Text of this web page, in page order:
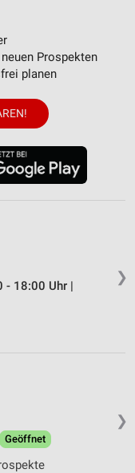
Prospekten
planen
❯
- 18:00 Uhr |
❯
Geöffnet